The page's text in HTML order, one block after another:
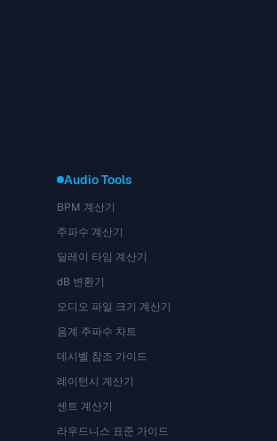
Audio Tools
BPM 계산기
주파수 계산기
딜레이 타임 계산기
dB 변환기
오디오 파일 크기 계산기
음계 주파수 차트
데시벨 참조 가이드
레이턴시 계산기
센트 계산기
라우드니스 표준 가이드